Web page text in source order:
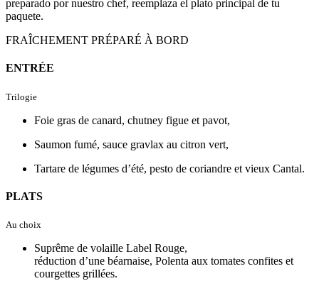
preparado por nuestro chef, reemplaza el plato principal de tu
paquete.
FRAÎCHEMENT PRÉPARÉ À BORD
ENTRÉE
Trilogie
Foie gras de canard, chutney figue et pavot,
Saumon fumé, sauce gravlax au citron vert,
Tartare de légumes d’été, pesto de coriandre et vieux Cantal.
PLATS
Au choix
Suprême de volaille Label Rouge,
réduction d’une béarnaise, Polenta aux tomates confites et
courgettes grillées.